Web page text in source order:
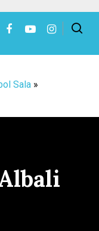
Sala»